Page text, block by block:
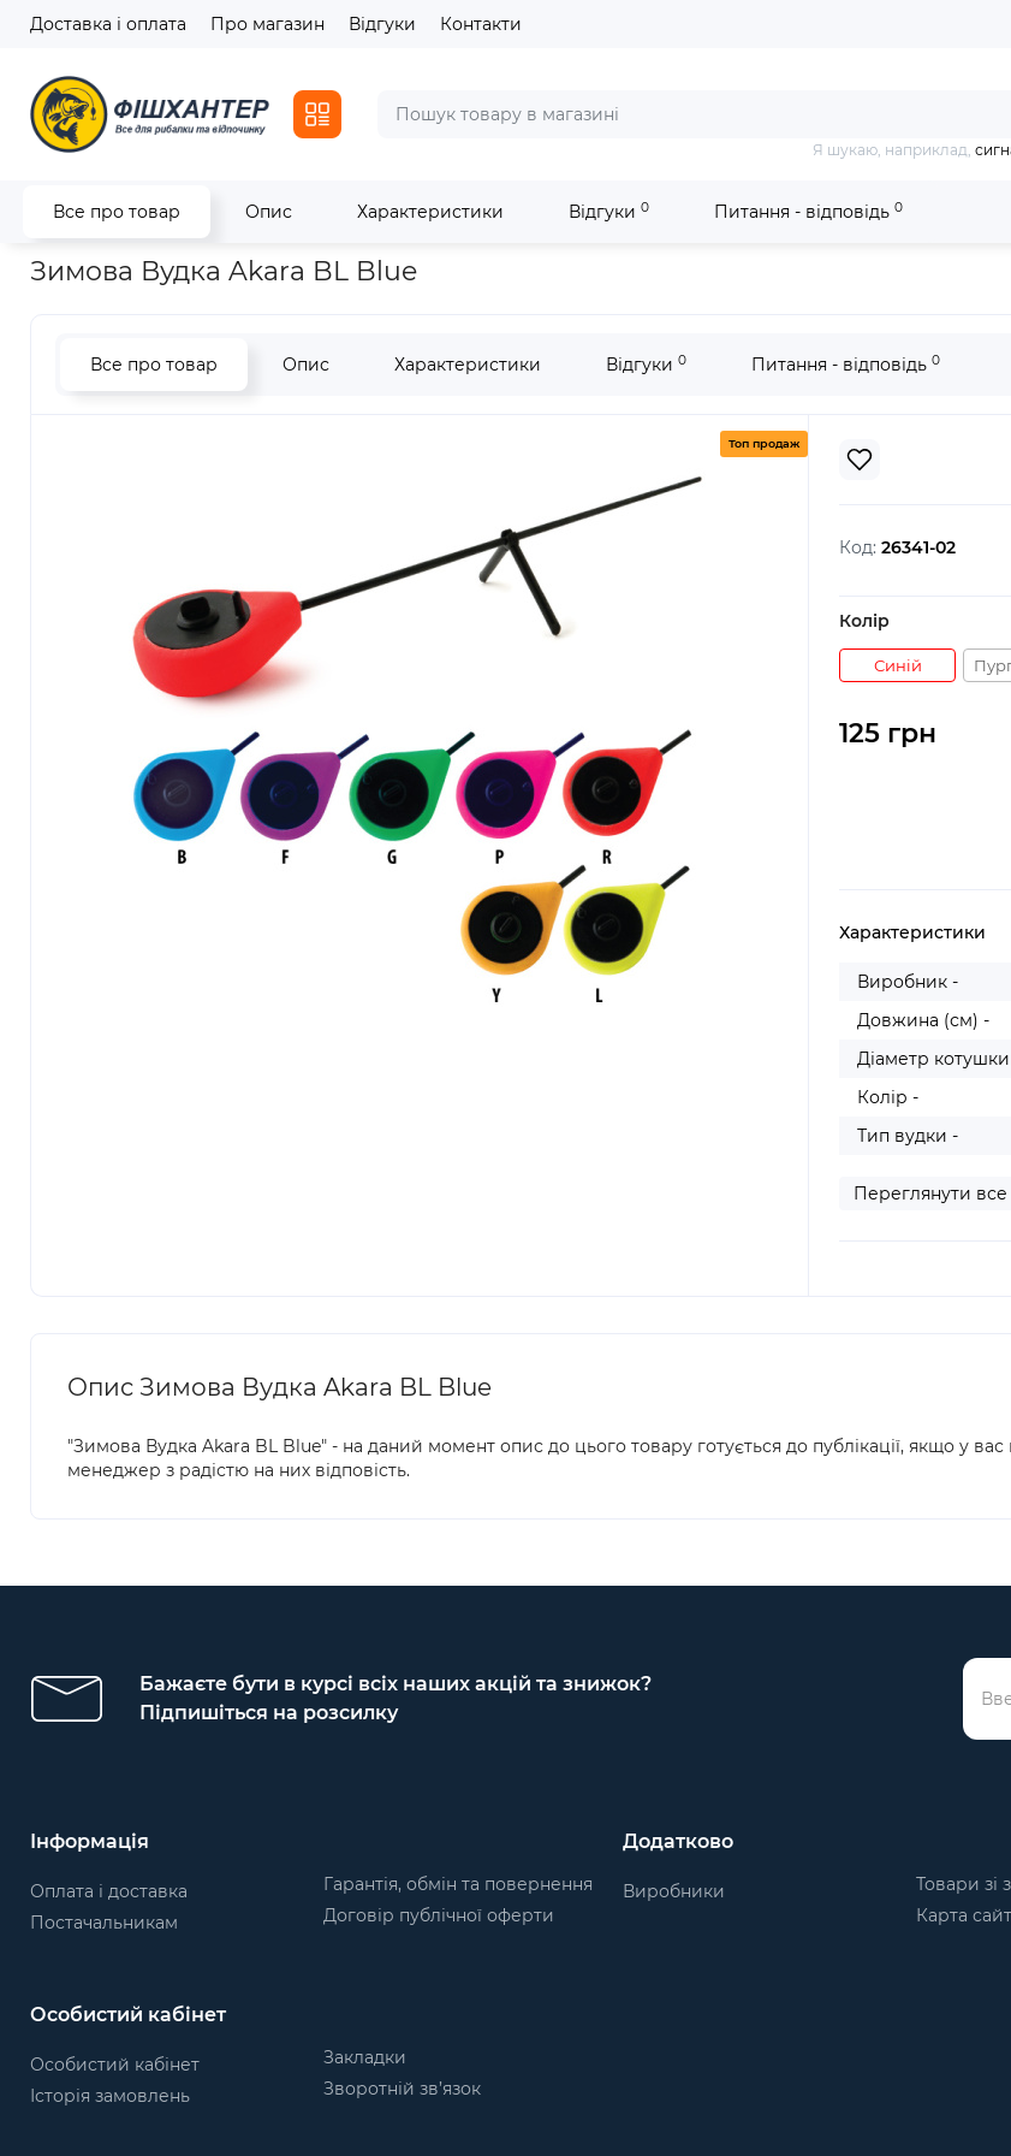
Доставка і оплата Про магазин Відгуки Контакти
Я шукаю, наприклад,
Все про товар Опис Характеристики Відгуки 0 Питання - відповідь 0
Головна Зимовий асортимент Зимові вудки Зимова Вудка Akara BL Blue
Зимова Вудка Akara BL Blue
Все про товар Опис Характеристики Відгуки 0 Питання - відповідь 0
Топ продаж
Код: 26341-02
Колір
Синій
125 грн
Характеристики
Виробник -
Довжина (см) -
Діаметр
Колір -
Тип вудки -
Переглянути все
Опис Зимова Вудка Akara BL Blue
"Зимова Вудка Akara BL Blue" - на даний момент опис до цього товару готується до публікації, якщо у
менеджер з радістю на них відповість.
Бажаєте бути в курсі всіх наших акцій та знижок?
Підпишіться на розсилку
Інформація
Оплата і доставка
Постачальникам
Гарантія, обмін та повернення
Договір публічної оферти
Додатково
Виробники
Товари зі
Карта
Особистий кабінет
Особистий кабінет
Історія замовлень
Закладки
Зворотній зв’язок